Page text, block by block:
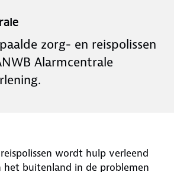
zorg- en reispolissen
Alarmcentrale
wordt hulp verleend
het buitenland in de problemen